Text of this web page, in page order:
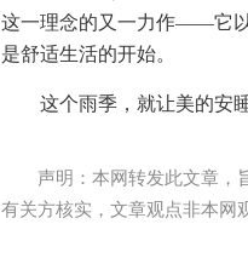
这一理念的又一力作——它
是舒适生活的开始。
这个雨季，就让美的安
声明：本网转发此文章，
有关方核实，文章观点非本网